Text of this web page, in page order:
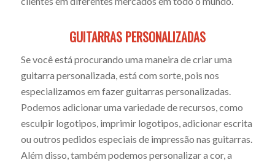
GUITARRAS PERSONALIZADAS
Se você está procurando uma maneira de criar uma
guitarra personalizada, está com sorte, pois nos
especializamos em fazer guitarras personalizadas.
Podemos adicionar uma variedade de recursos, como
esculpir logotipos, imprimir logotipos, adicionar escrita
ou outros pedidos especiais de impressão nas guitarras.
Além disso, também podemos personalizar a cor, a